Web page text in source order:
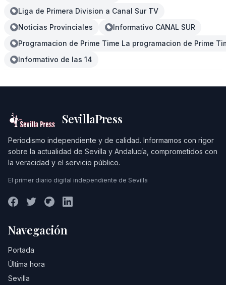
Liga de Primera Division a Canal Sur TV
Noticias Provinciales
Informativo CANAL SUR
Programacion de Prime Time La programacion de Prime
Informativo de las 14
SevillaPress
Periodismo independiente y de calidad. Informamos con rigor
sobre la actualidad de Sevilla y Andalucía, comprometidos con
la veracidad y el servicio público.
El primer diario digital independiente de Sevilla
Navegación
Portada
Última hora
Sevilla